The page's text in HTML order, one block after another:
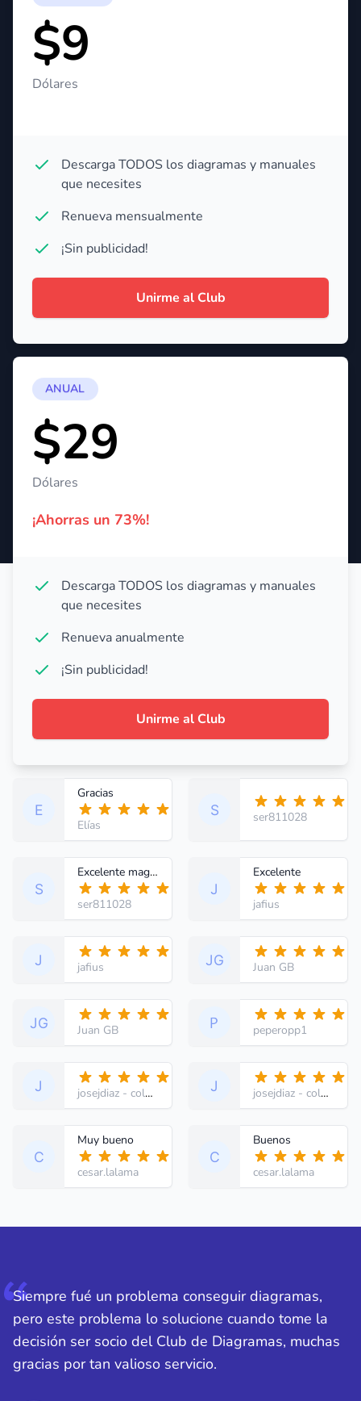
$9
Dólares
Descarga TODOS los diagramas y manuales
que necesites
Renueva mensualmente
¡Sin publicidad!
Unirme al Club
ANUAL
$29
Dólares
¡Ahorras un 73%!
Descarga TODOS los diagramas y manuales
que necesites
Renueva anualmente
¡Sin publicidad!
Unirme al Club
Gracias
Elías
ser811028
Excelente magnífico
ser811028
Excelente
jafius
jafius Juan GB
Juan GB peperopp1
josejdiaz - colombia josejdiaz - colombia
Muy bueno
cesar.lalama
Buenos
cesar.lalama
Siempre fué un problema conseguir diagramas,
pero este problema lo solucione cuando tome la
decisión ser socio del Club de Diagramas, muchas
gracias por tan valioso servicio.